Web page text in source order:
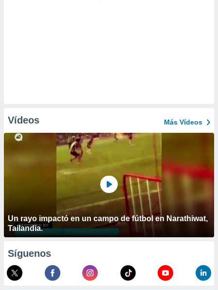
Vídeos Más Vídeos
Un rayo impactó en un campo de fútbol en Narathiwat,
Tailandia.
Síguenos